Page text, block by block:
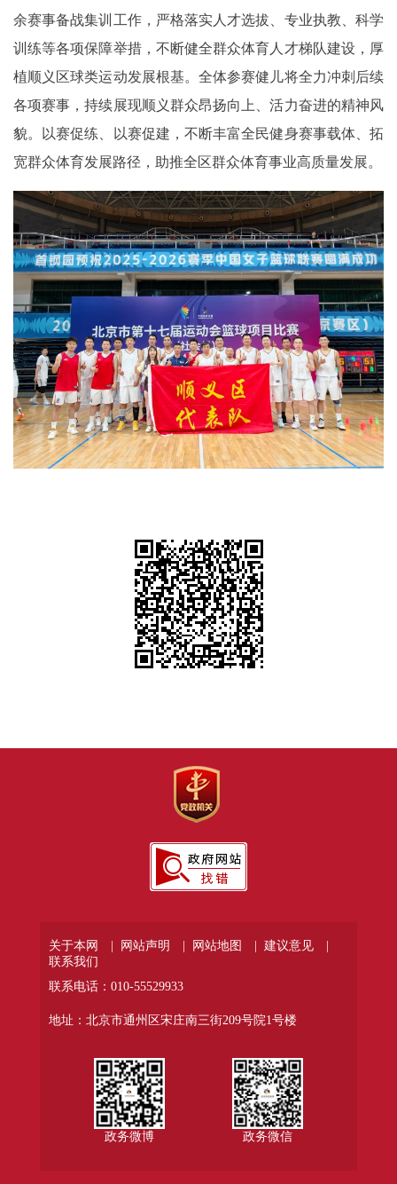
余赛事备战集训工作，严格落实人才选拔、专业执教、科学
训练等各项保障举措，不断健全群众体育人才梯队建设，厚
植顺义区球类运动发展根基。全体参赛健儿将全力冲刺后续
各项赛事，持续展现顺义群众昂扬向上、活力奋进的精神风
貌。以赛促练、以赛促建，不断丰富全民健身赛事载体、拓
宽群众体育发展路径，助推全区群众体育事业高质量发展。
关于本网 | 网站声明 | 网站地图 |
建议意见 |
联系我们
联系电话：010-55529933
地址：北京市通州区宋庄南三街209号院1号楼
政务微博 政务微信